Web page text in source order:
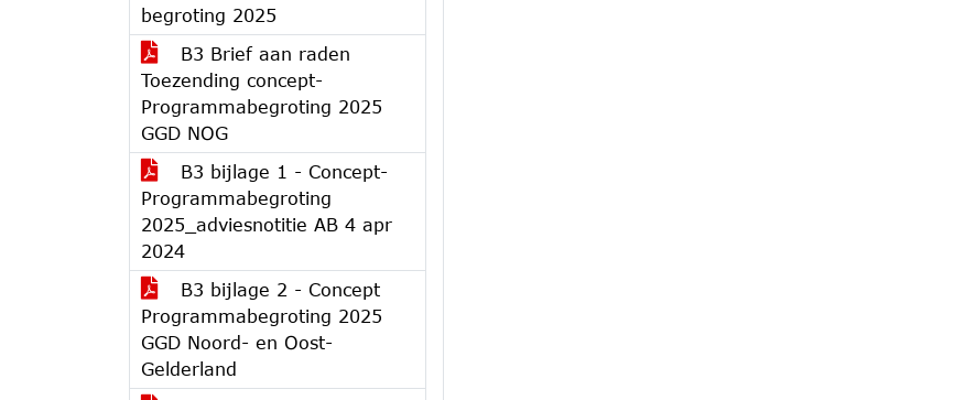
begroting 2025
B3 Brief aan raden
Toezending concept-
Programmabegroting 2025
GGD NOG
B3 bijlage 1 - Concept-
Programmabegroting
2025_adviesnotitie AB 4 apr
2024
B3 bijlage 2 - Concept
Programmabegroting 2025
GGD Noord- en Oost-
Gelderland